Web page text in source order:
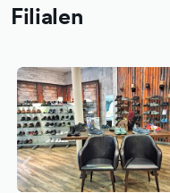
Filialen